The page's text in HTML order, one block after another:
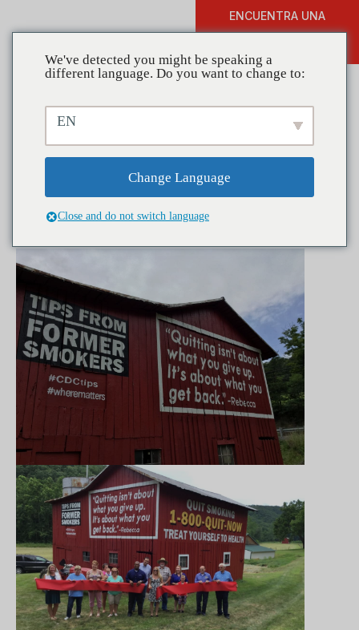
ENCUENTRA UNA
Publicidad innovadora
promueve la prevención del
consumo de tabaco
We've detected you might be speaking a
different language. Do you want to change to:
EN
Change Language
Close and do not switch language